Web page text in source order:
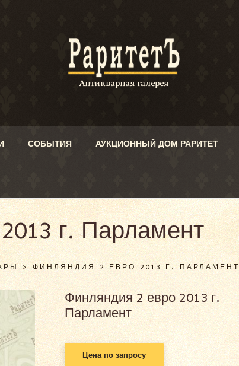
СОБЫТИЯ АУКЦИОННЫЙ ДОМ РАРИТЕТ
г. Парламент
> ФИНЛЯНДИЯ 2 ЕВРО 2013 Г. ПАРЛАМЕНТ
Финляндия 2 евро 2013 г.
Парламент
Цена по запросу